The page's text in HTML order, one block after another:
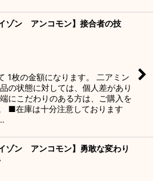
イゾン アンコモン】接合者の技
1枚の金額になります。 二アミン
の状態に対しては、個人差があり
にこだわりのある方は、ご購入を
■在庫は十分注意しております
ゾン アンコモン】勇敢な変わり